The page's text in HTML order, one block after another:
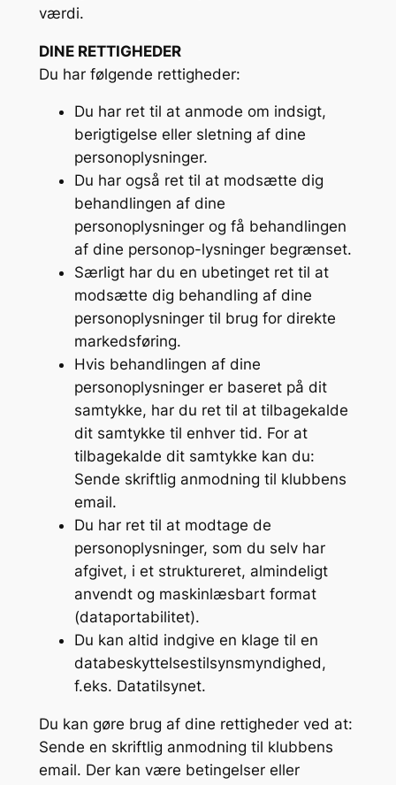
værdi.
DINE RETTIGHEDER
Du har følgende rettigheder:
Du har ret til at anmode om indsigt,
berigtigelse eller sletning af dine
personoplysninger.
Du har også ret til at modsætte dig
behandlingen af dine
personoplysninger og få behandlingen
af dine personop-lysninger begrænset.
Særligt har du en ubetinget ret til at
modsætte dig behandling af dine
personoplysninger til brug for direkte
markedsføring.
Hvis behandlingen af dine
personoplysninger er baseret på dit
samtykke, har du ret til at tilbagekalde
dit samtykke til enhver tid. For at
tilbagekalde dit samtykke kan du:
Sende skriftlig anmodning til klubbens
email.
Du har ret til at modtage de
personoplysninger, som du selv har
afgivet, i et struktureret, almindeligt
anvendt og maskinlæsbart format
(dataportabilitet).
Du kan altid indgive en klage til en
databeskyttelsestilsynsmyndighed,
f.eks. Datatilsynet.
Du kan gøre brug af dine rettigheder ved at:
Sende en skriftlig anmodning til klubbens
email. Der kan være betingelser eller